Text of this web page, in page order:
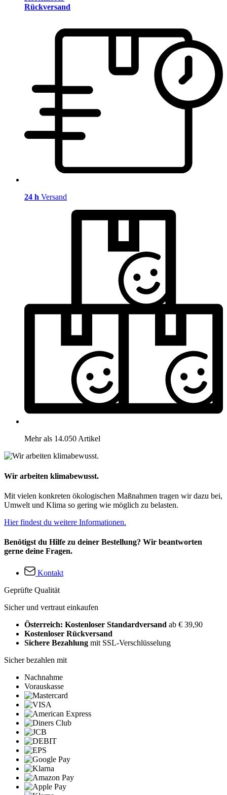
Rückversand
24 h Versand
Mehr als 14.050 Artikel
Wir arbeiten klimabewusst.
Mit vielen konkreten ökologischen Maßnahmen tragen wir dazu bei,
Umwelt und Klima so gering wie möglich zu belasten.
Hier findest du weitere Informationen.
Benötigst du Hilfe zu deiner Bestellung? Wir beantworten
gerne deine Fragen.
Kontakt
Geprüfte Qualität
Sicher und vertraut einkaufen
Österreich: Kostenloser Standardversand ab € 39,90
Kostenloser Rückversand
Sichere Bezahlung mit SSL-Verschlüsselung
Sicher bezahlen mit
Nachnahme
Vorauskasse